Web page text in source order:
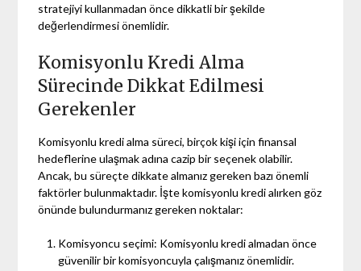
stratejiyi kullanmadan önce dikkatli bir şekilde
değerlendirmesi önemlidir.
Komisyonlu Kredi Alma
Sürecinde Dikkat Edilmesi
Gerekenler
Komisyonlu kredi alma süreci, birçok kişi için finansal
hedeflerine ulaşmak adına cazip bir seçenek olabilir.
Ancak, bu süreçte dikkate almanız gereken bazı önemli
faktörler bulunmaktadır. İşte komisyonlu kredi alırken göz
önünde bulundurmanız gereken noktalar:
Komisyoncu seçimi: Komisyonlu kredi almadan önce
güvenilir bir komisyoncuyla çalışmanız önemlidir.